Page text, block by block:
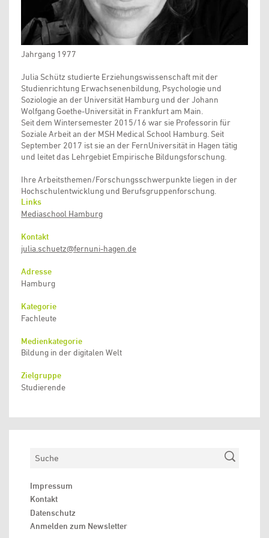
Jahrgang 1977
Julia Schütz studierte Erziehungswissenschaft mit der
Studienrichtung Erwachsenenbildung, Psychologie und
Soziologie an der Universität Hamburg und der Johann
Wolfgang Goethe-Universität in Frankfurt am Main.
Seit dem Wintersemester 2015/16 war sie Professorin für
Soziale Arbeit an der MSH Medical School Hamburg. Seit
September 2017 ist sie an der FernUniversität in Hagen tätig
und leitet das Lehrgebiet Empirische Bildungsforschung.
Ihre Arbeitsthemen/Forschungsschwerpunkte liegen in der
Hochschulentwicklung und Berufsgruppenforschung.
Links
Mediaschool Hamburg
Kontakt
julia.schuetz@fernuni-hagen.de
Adresse
Hamburg
Kategorie
Fachleute
Medienkategorie
Bildung in der digitalen Welt
Zielgruppe
Studierende
Suchen
Impressum
Kontakt
Datenschutz
Anmelden zum Newsletter